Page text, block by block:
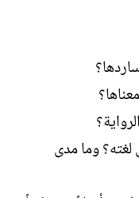
لغته؟ وما مدى